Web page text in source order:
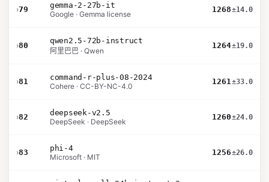
›79
gemma-2-27b-it
Google · Gemma license
1268±14.0
›80
qwen2.5-72b-instruct
阿里巴巴 · Qwen
1264±19.0
›81
command-r-plus-08-2024
Cohere · CC-BY-NC-4.0
1261±33.0
›82
deepseek-v2.5
DeepSeek · DeepSeek
1260±24.0
›83
phi-4
Microsoft · MIT
1256±26.0